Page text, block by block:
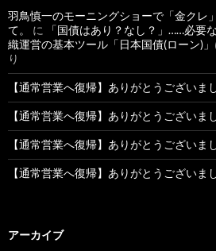
羽鳥慎一のモーニングショーで「金クレ
て。
に
「国債はあり？なし？」……必要
織運営の基本ツール「日本国債(ローン)
り
【通常営業へ復帰】ありがとうございま
【通常営業へ復帰】ありがとうございま
【通常営業へ復帰】ありがとうございま
【通常営業へ復帰】ありがとうございま
アーカイブ